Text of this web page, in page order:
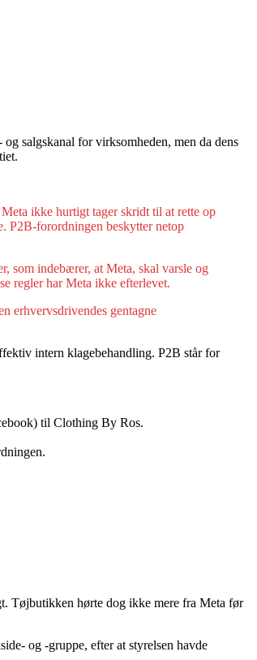
salgskanal for virksomheden, men da dens
ikke hurtigt tager skridt til at rette op
P2B-forordningen beskytter netop
som indebærer, at Meta, skal varsle og
regler har Meta ikke efterlevet.
erhvervsdrivendes gentagne
intern klagebehandling. P2B står for
til Clothing By Ros.
Tøjbutikken hørte dog ikke mere fra Meta før
og -gruppe, efter at styrelsen havde